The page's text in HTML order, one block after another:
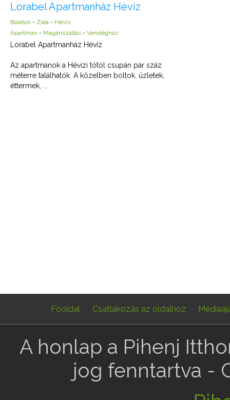
Lorabel Apartmanház Hévíz
Balaton - Zala - Hévíz
Apartman - Magánszállás - Vendégház
Lorabel Apartmanház Hévíz
Az apartmanok a Hévízi tótól csupán pár száz
méterre találhatók. A közelben boltok, üzletek,
éttermek, ...
Főoldal Csatlakozás az oldalhoz
A honlap a Pihenj
jog fenntartva -